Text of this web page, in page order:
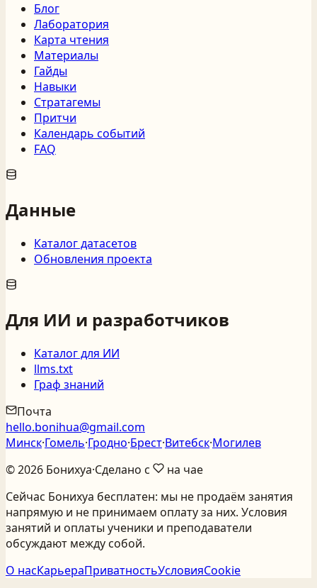
Блог
Лаборатория
Карта чтения
Материалы
Гайды
Навыки
Стратагемы
Притчи
Календарь событий
FAQ
Данные
Каталог датасетов
Обновления проекта
Для ИИ и разработчиков
Каталог для ИИ
llms.txt
Граф знаний
Почта
hello.bonihua@gmail.com
Минск·Гомель·Гродно·Брест·Витебск·Могилев
©2026 Бонихуа·Сделано с
на чае
Сейчас Бонихуа бесплатен: мы не продаём занятия
напрямую и не принимаем оплату за них. Условия
занятий и оплаты ученики и преподаватели
обсуждают между собой.
О насКарьераПриватностьУсловияCookie